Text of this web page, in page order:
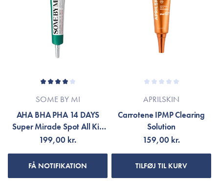
SOME BY MI
AHA BHA PHA 14 DAYS
Super Miracle Spot All Kill
Cream
199,00 kr.
FÅ NOTIFIKATION
APRILSKIN
Carrotene IPMP Clearing
Solution
159,00 kr.
TILFØJ TIL KURV